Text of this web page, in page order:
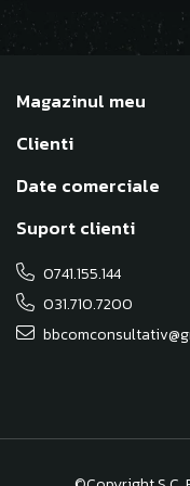
Magazinul meu
Clienti
Date comerciale
Suport clienti
0741.155.144
031.710.7200